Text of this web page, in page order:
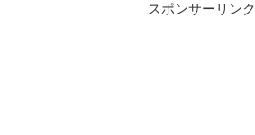
スポンサーリンク